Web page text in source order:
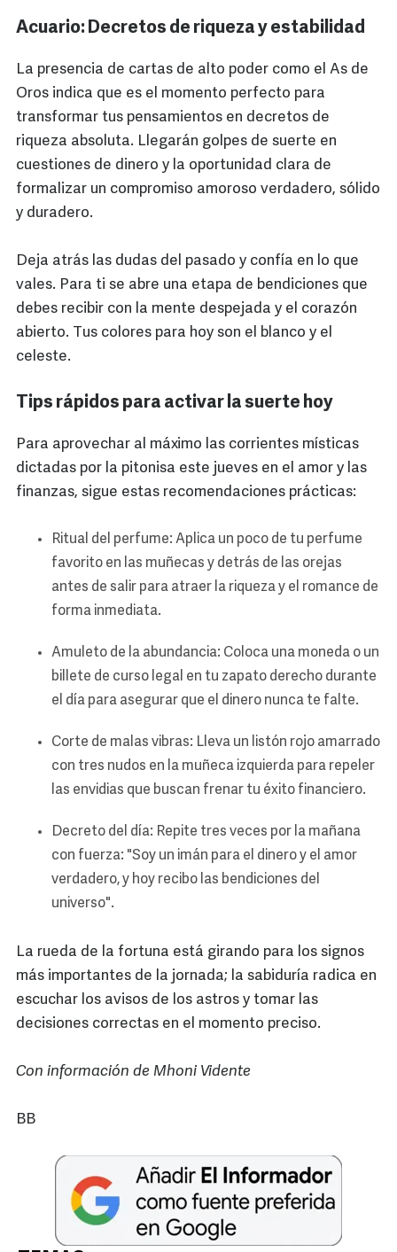
Acuario: Decretos de riqueza y estabilidad
La presencia de cartas de alto poder como el As de
Oros indica que es el momento perfecto para
transformar tus pensamientos en decretos de
riqueza absoluta. Llegarán golpes de suerte en
cuestiones de dinero y la oportunidad clara de
formalizar un compromiso amoroso verdadero, sólido
y duradero.
Deja atrás las dudas del pasado y confía en lo que
vales. Para ti se abre una etapa de bendiciones que
debes recibir con la mente despejada y el corazón
abierto. Tus colores para hoy son el blanco y el
celeste.
Tips rápidos para activar la suerte hoy
Para aprovechar al máximo las corrientes místicas
dictadas por la pitonisa este jueves en el amor y las
finanzas, sigue estas recomendaciones prácticas:
Ritual del perfume: Aplica un poco de tu perfume
favorito en las muñecas y detrás de las orejas
antes de salir para atraer la riqueza y el romance de
forma inmediata.
Amuleto de la abundancia: Coloca una moneda o un
billete de curso legal en tu zapato derecho durante
el día para asegurar que el dinero nunca te falte.
Corte de malas vibras: Lleva un listón rojo amarrado
con tres nudos en la muñeca izquierda para repeler
las envidias que buscan frenar tu éxito financiero.
Decreto del día: Repite tres veces por la mañana
con fuerza: "Soy un imán para el dinero y el amor
verdadero, y hoy recibo las bendiciones del
universo".
La rueda de la fortuna está girando para los signos
más importantes de la jornada; la sabiduría radica en
escuchar los avisos de los astros y tomar las
decisiones correctas en el momento preciso.
Con información de Mhoni Vidente
BB